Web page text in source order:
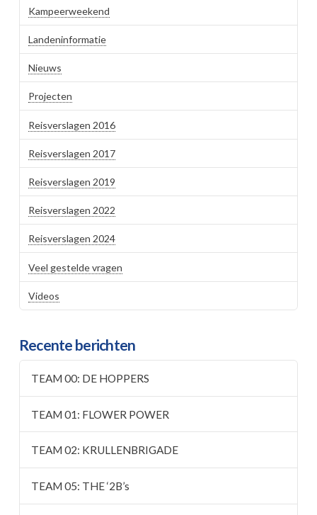
Kampeerweekend
Landeninformatie
Nieuws
Projecten
Reisverslagen 2016
Reisverslagen 2017
Reisverslagen 2019
Reisverslagen 2022
Reisverslagen 2024
Veel gestelde vragen
Videos
Recente berichten
TEAM 00: DE HOPPERS
TEAM 01: FLOWER POWER
TEAM 02: KRULLENBRIGADE
TEAM 05: THE ‘2B’s